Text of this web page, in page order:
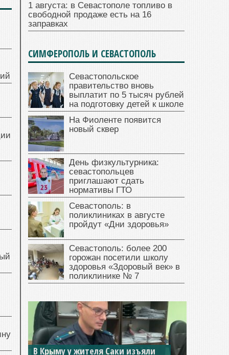
1 августа: в Севастополе топливо в
свободной продаже есть на 16
заправках
СИМФЕРОПОЛЬ И СЕВАСТОПОЛЬ
Севастопольское
правительство вновь
выплатит по 5 тысяч рублей
на подготовку детей к школе
На Фиоленте появится
новый сквер
День физкультурника:
севастопольцев
приглашают сдать
нормативы ГТО
Севастополь: в
поликлиниках в августе
пройдут «Дни здоровья»
Севастополь: более 200
горожан посетили школу
здоровья «Здоровый век» в
поликлинике № 7
В Крыму у жителя Саки изъяли